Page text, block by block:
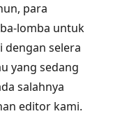
para
lomba untuk
dengan selera
yang sedang
salahnya
editor kami.